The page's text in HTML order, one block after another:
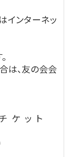
インターネッ
は、友の会会
ケット